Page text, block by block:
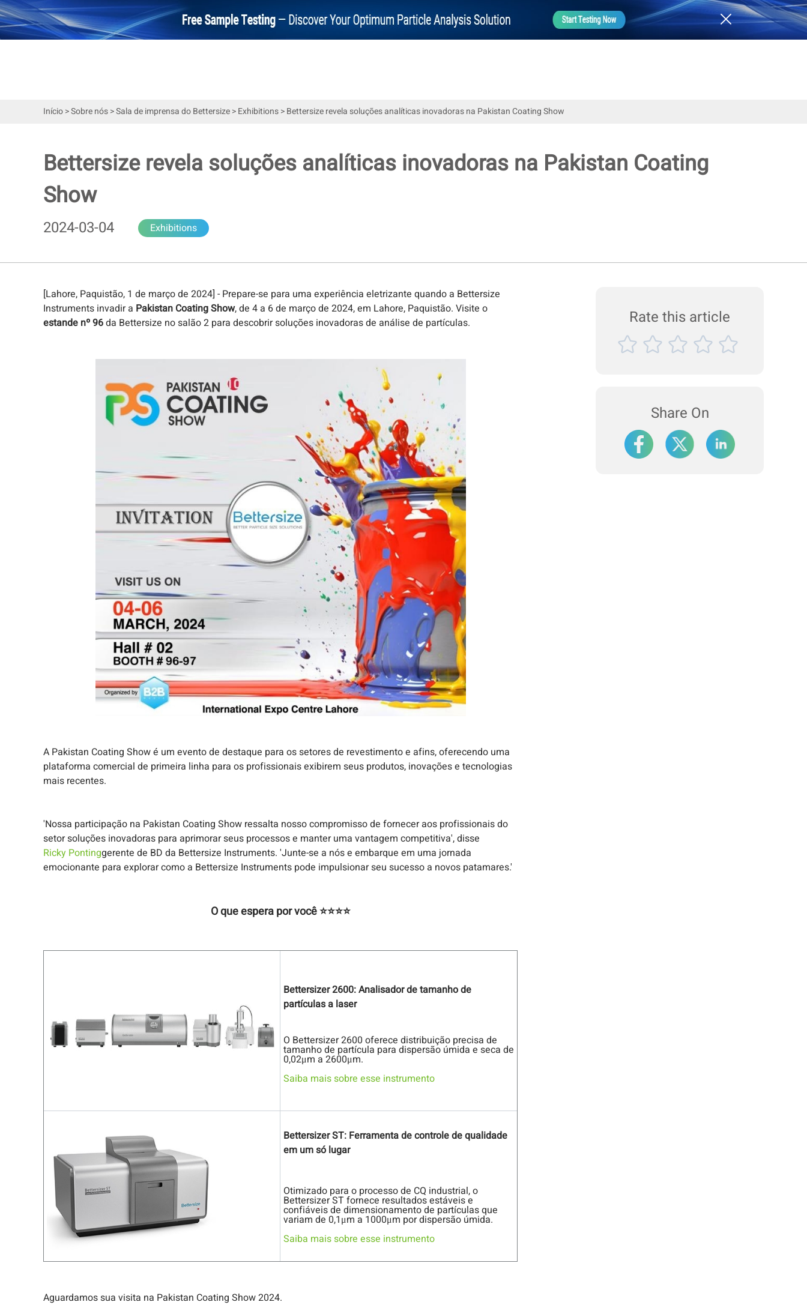
Início>Sobre nós>Sala de imprensa do Bettersize>Exhibitions>Bettersize revela soluções analíticas inovadoras na Pakistan Coating Show
Bettersize revela soluções analíticas inovadoras na Pakistan Coating
Show
2024-03-04 Exhibitions
[Lahore, Paquistão, 1 de março de 2024] - Prepare-se para uma experiência eletrizante quando a Bettersize
Instruments invadir a Pakistan Coating Show, de 4 a 6 de março de 2024, em Lahore, Paquistão. Visite o
estande nº 96da Bettersize no salão 2 para descobrir soluções inovadoras de análise de partículas.
A Pakistan Coating Show é um evento de destaque para os setores de revestimento e afins, oferecendo uma
plataforma comercial de primeira linha para os profissionais exibirem seus produtos, inovações e tecnologias
mais recentes.
'Nossa participação na Pakistan Coating Show ressalta nosso compromisso de fornecer aos profissionais do
setor soluções inovadoras para aprimorar seus processos e manter uma vantagem competitiva', disse
Ricky Pontinggerente de BD da Bettersize Instruments. 'Junte-se a nós e embarque em uma jornada
emocionante para explorar como a Bettersize Instruments pode impulsionar seu sucesso a novos patamares.'
O que espera por você ⭐⭐⭐⭐
Bettersizer 2600: Analisador de tamanho de
partículas a laser
O Bettersizer 2600 oferece distribuição precisa de
tamanho de partícula para dispersão úmida e seca de
0,02μm a 2600μm.
Saiba mais sobre esse instrumento
Bettersizer ST: Ferramenta de controle de qualidade
em um só lugar
Otimizado para o processo de CQ industrial, o
Bettersizer ST fornece resultados estáveis e
confiáveis de dimensionamento de partículas que
variam de 0,1μm a 1000μm por dispersão úmida.
Saiba mais sobre esse instrumento
Aguardamos sua visita na Pakistan Coating Show 2024.
Rate this article
Share On